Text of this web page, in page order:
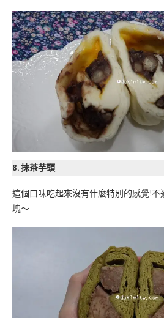
8. 抹茶芋頭
這個口味吃起來沒有什麼特別的感覺!
塊～